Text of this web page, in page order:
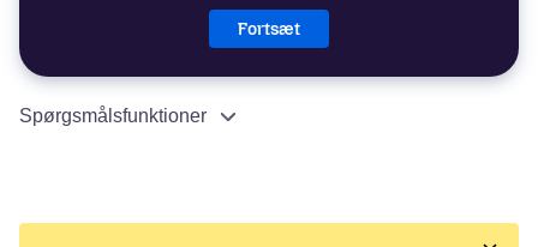
Fortsæt
Spørgsmålsfunktioner